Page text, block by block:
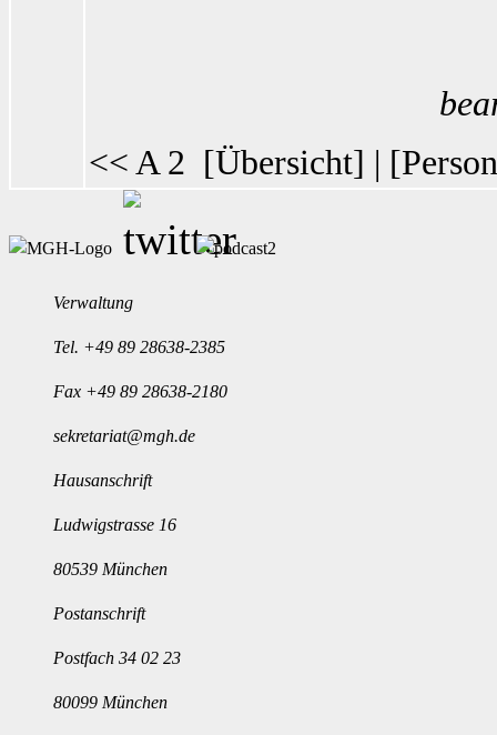
<< A 2 [Übersicht] | [
Verwaltung
Tel. +49 89 28638-2385
Fax +49 89 28638-2180
sekretariat@mgh.de
Hausanschrift
Ludwigstrasse 16
80539 München
Postanschrift
Postfach 34 02 23
80099 München